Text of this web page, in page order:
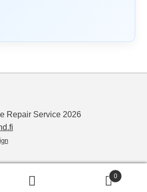
Repair Service 2026
0